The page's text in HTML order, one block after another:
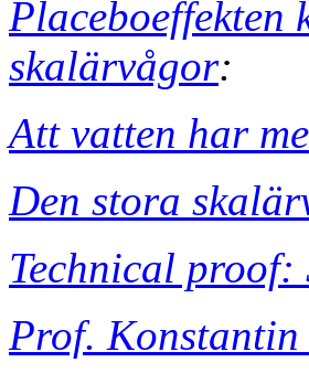
Placeboeffekten
skalärvågor:
Att vatten har
Den stora
Technical proof:
Prof. Konstantin